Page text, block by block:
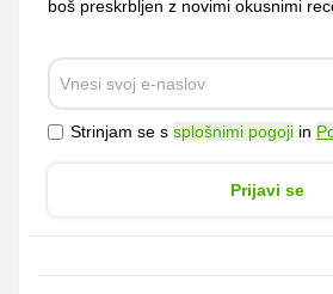
boš preskrbljen z novimi okusnimi
Strinjam se s splošnimi pogoji in
Prijavi se